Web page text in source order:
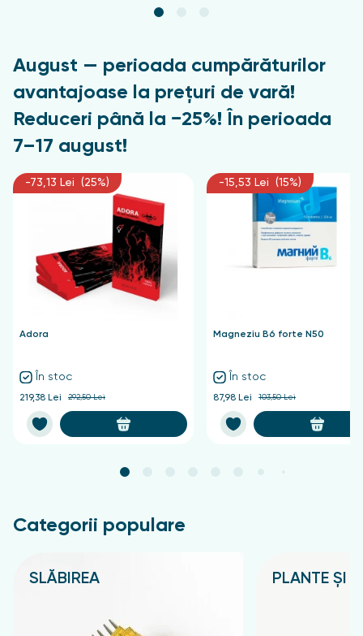
August — perioada cumpărăturilor
avantajoase la prețuri de vară!
Reduceri până la −25%! În perioada
7–17 august!
-73,13 Lei (25%)
Adora
În stoc
219,38 Lei 292,50 Lei
-15,53 Lei (15%)
Magneziu B6 forte N50
În stoc
87,98 Lei 103,50 Lei
Categorii populare
SLĂBIREA PLANTE ȘI